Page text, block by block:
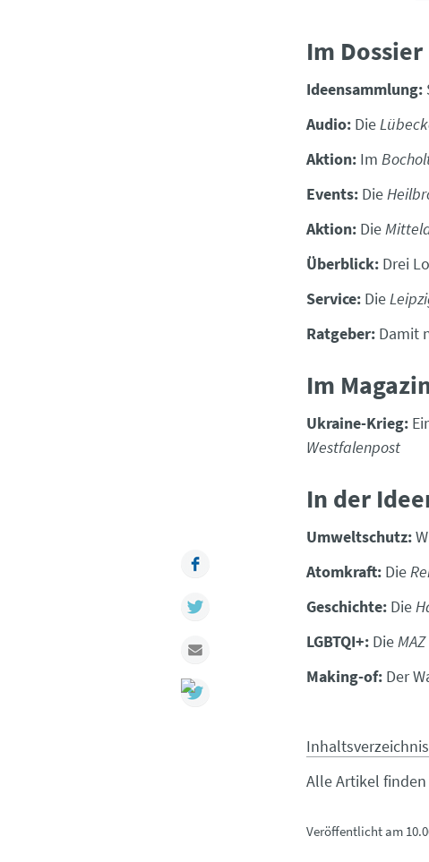
Im
Ideensammlung:
Audio: Die
Aktion: Im
Events: Die
Aktion: Die
Überblick: Drei
Service: Die
Ratgeber: Damit
Im
Ukraine-Krieg:
Westfalenpost
In der
Umweltschutz:
Atomkraft: Die
Geschichte: Die
LGBTQI+: DieMAZ
Making-of: Der
Inhaltsverzeichnis
Alle Artikel finden
Veröffentlicht am